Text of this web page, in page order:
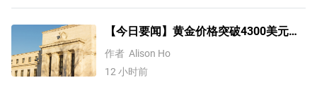
【今日要闻】黄金价格突破4300美元，
比特币逼近6.5万，关注伊朗谈判
作者 Alison Ho
12 小时前